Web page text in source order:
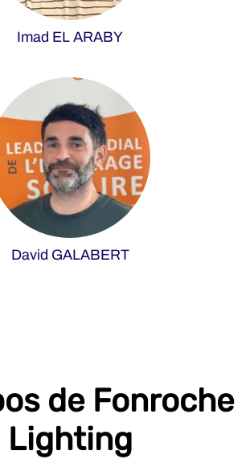
Imad EL ARABY
David GALABERT
de Fonroche
Lighting